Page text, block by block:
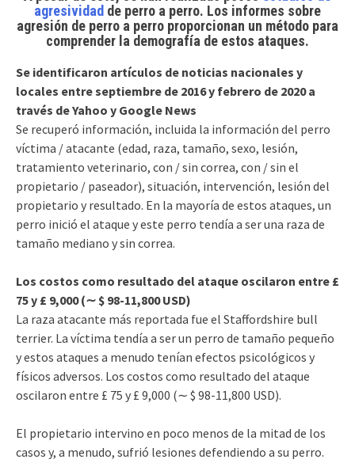
agresividad de perro a perro. Los informes sobre
agresión de perro a perro proporcionan un método para
comprender la demografía de estos ataques.
Se identificaron artículos de noticias nacionales y
locales entre septiembre de 2016 y febrero de 2020 a
través de Yahoo y Google News
Se recuperó información, incluida la información del perro
víctima / atacante (edad, raza, tamaño, sexo, lesión,
tratamiento veterinario, con / sin correa, con / sin el
propietario / paseador), situación, intervención, lesión del
propietario y resultado. En la mayoría de estos ataques, un
perro inició el ataque y este perro tendía a ser una raza de
tamaño mediano y sin correa.
Los costos como resultado del ataque oscilaron entre £
75 y £ 9,000 (∼ $ 98-11,800 USD)
La raza atacante más reportada fue el Staffordshire bull
terrier. La víctima tendía a ser un perro de tamaño pequeño
y estos ataques a menudo tenían efectos psicológicos y
físicos adversos. Los costos como resultado del ataque
oscilaron entre £ 75 y £ 9,000 (∼ $ 98-11,800 USD).
El propietario intervino en poco menos de la mitad de los
casos y, a menudo, sufrió lesiones defendiendo a su perro.